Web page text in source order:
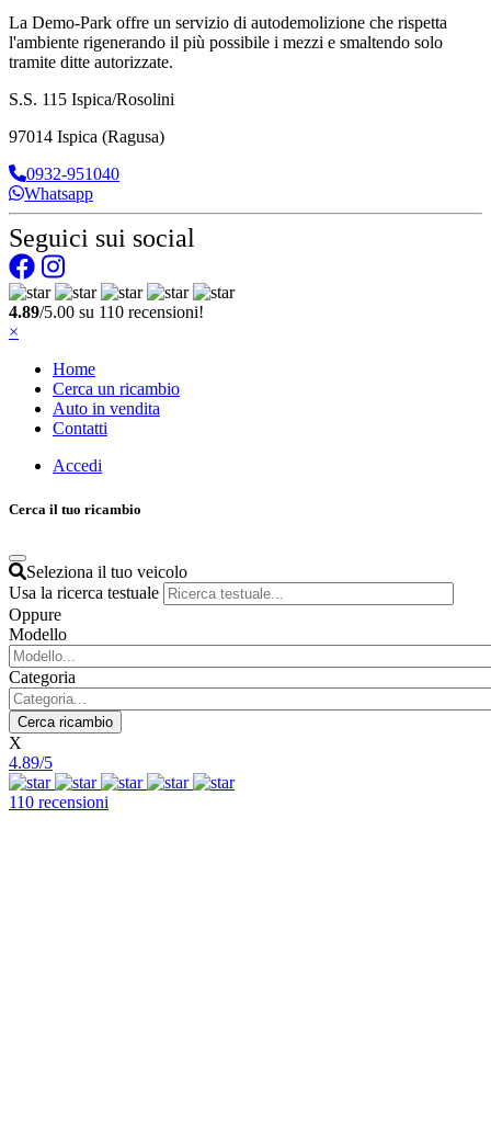
La Demo-Park offre un servizio di autodemolizione che rispetta
l'ambiente rigenerando il più possibile i mezzi e smaltendo solo
tramite ditte autorizzate.
S.S. 115 Ispica/Rosolini
97014 Ispica (Ragusa)
0932-951040
Whatsapp
Seguici sui social
4.89/5.00 su 110 recensioni!
×
Home
Cerca un ricambio
Auto in vendita
Contatti
Accedi
Cerca il tuo ricambio
Seleziona il tuo veicolo
Usa la ricerca testuale
Oppure
Modello
Categoria
X
4.89/5
110 recensioni